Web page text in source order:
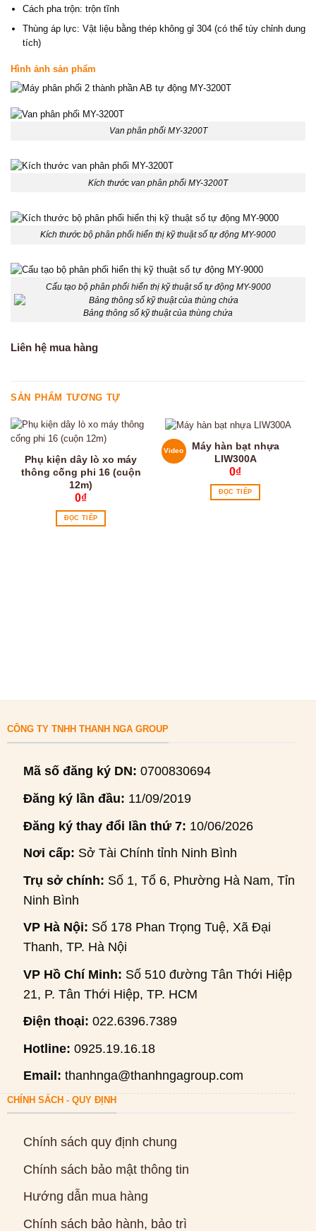
Cách pha trộn: trộn tĩnh
Thùng áp lực: Vật liệu bằng thép không gỉ 304 (có thể tùy chỉnh dung
tích)
Hình ảnh sản phẩm
Van phân phối MY-3200T
Kích thước van phân phối MY-3200T
Kích thước bộ phân phối hiển thị kỹ thuật số tự động MY-9000
Cấu tạo bộ phân phối hiển thị kỹ thuật số tự động MY-9000
Bảng thông số kỹ thuật của thùng chứa
Liên hệ mua hàng
SẢN PHẨM TƯƠNG TỰ
Phụ kiện dây lò xo máy
thông cống phi 16 (cuộn
12m)
0₫
ĐỌC TIẾP
Video
Máy hàn bạt nhựa
LIW300A
0₫
ĐỌC TIẾP
CÔNG TY TNHH THANH NGA GROUP
Mã số đăng ký DN: 0700830694
Đăng ký lần đầu: 11/09/2019
Đăng ký thay đổi lần thứ 7: 10/06/2026
Nơi cấp: Sở Tài Chính tỉnh Ninh Bình
Trụ sở chính: Số 1, Tổ 6, Phường Hà Nam, Tỉnh
Ninh Bình
VP Hà Nội: Số 178 Phan Trọng Tuệ, Xã Đại
Thanh, TP. Hà Nội
VP Hồ Chí Minh: Số 510 đường Tân Thới Hiệp
21, P. Tân Thới Hiệp, TP. HCM
Điện thoại: 022.6396.7389
Hotline: 0925.19.16.18
Email: thanhnga@thanhngagroup.com
CHÍNH SÁCH - QUY ĐỊNH
Chính sách quy định chung
Chính sách bảo mật thông tin
Hướng dẫn mua hàng
Chính sách bảo hành, bảo trì